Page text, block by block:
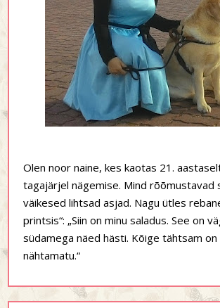
Olen noor naine, kes kaotas 21.
tagajärjel nägemise. Mind rõõmustavad
väikesed lihtsad asjad. Nagu ütles
printsis“: „Siin on minu saladus. See on
südamega näed hästi. Kõige tähtsam on
nähtamatu.“